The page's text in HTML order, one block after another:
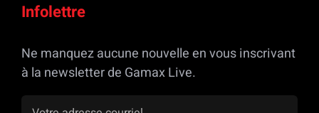
Infolettre
Ne manquez aucune nouvelle en vous inscrivant
à la newsletter de Gamax Live.